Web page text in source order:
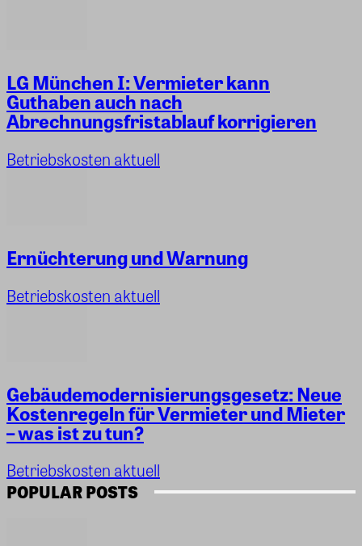
LG München I: Vermieter kann
Guthaben auch nach
Abrechnungsfristablauf korrigieren
Betriebskosten aktuell
Ernüchterung und Warnung
Betriebskosten aktuell
Gebäudemodernisierungsgesetz: Neue
Kostenregeln für Vermieter und Mieter
– was ist zu tun?
Betriebskosten aktuell
POPULAR POSTS